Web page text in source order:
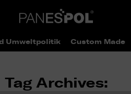
Umweltpolitik Custom Made
Tag Archives: